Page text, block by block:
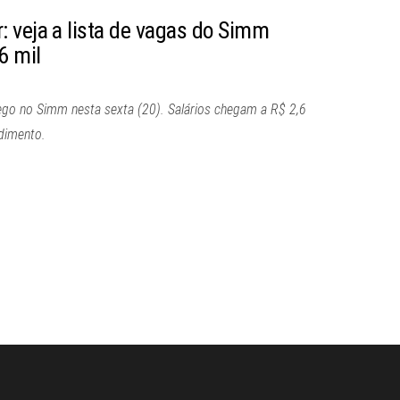
veja a lista de vagas do Simm
mil
no Simm nesta sexta (20). Salários chegam a R$ 2,6